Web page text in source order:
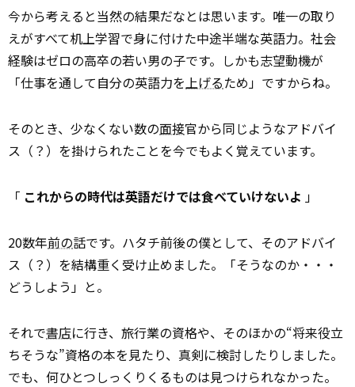
今から考えると当然の結果だなとは思います。唯一の取り
えがすべて机上学習で身に付けた中途半端な英語力。社会
経験はゼロの高卒の若い男の子です。しかも志望動機が
「仕事を通して自分の英語力を上げるため」ですからね。
そのとき、少なくない数の面接官から同じようなアドバイ
ス（？）を掛けられたことを今でもよく覚えています。
「 これからの時代は英語だけでは食べていけないよ 」
20数年前の話です。ハタチ前後の僕として、そのアドバイ
ス（？）を結構重く受け止めました。「そうなのか・・・
どうしよう」と。
それで書店に行き、旅行業の資格や、そのほかの“将来役立
ちそうな”資格の本を見たり、真剣に検討したりしました。
でも、何ひとつしっくりくるものは見つけられなかった。